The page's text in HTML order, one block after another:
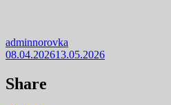
adminnorovka
08.04.202613.05.2026
Share